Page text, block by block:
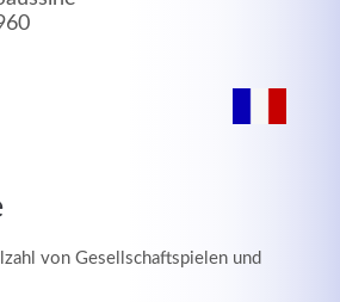
von Gesellschaftspielen und
MEHR INFOS